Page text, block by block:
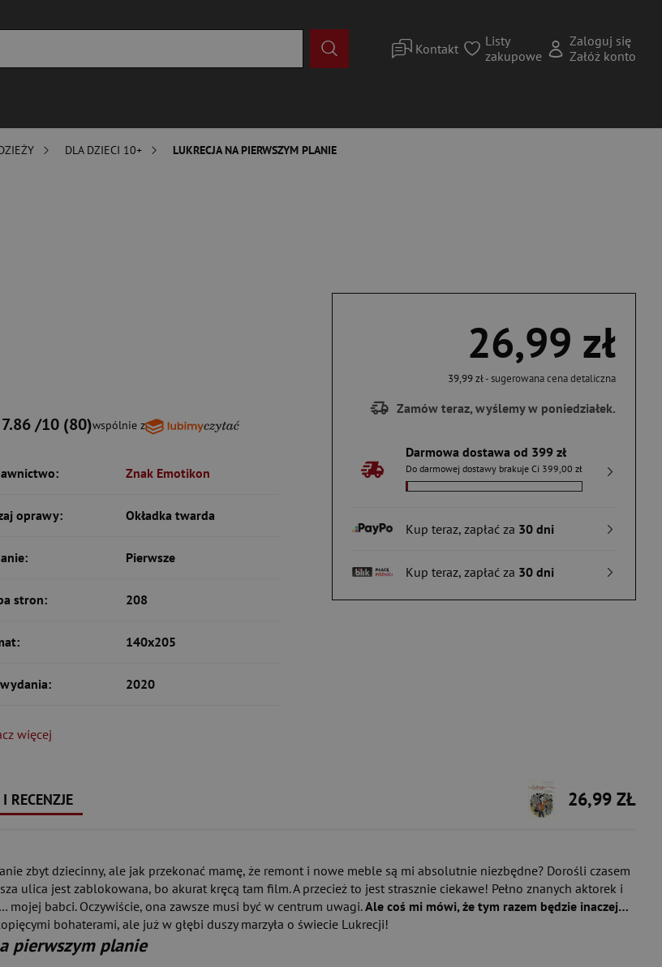
Kontakt
Listy
zakupowe
Zaloguj się
Załóż konto
DLA DZIECI 10+ LUKRECJA NA PIERWSZYM PLANIE
26,99 zł
39,99 zł- sugerowana cena detaliczna
Zamów teraz, wyślemy w poniedziałek.
Darmowa dostawa od 399 zł
Do darmowej dostawy brakuje Ci 399,00 zł
Kup teraz, zapłać za 30 dni
Kup teraz, zapłać za 30 dni
7.86 /10 (80)wspólnie z
Znak Emotikon
oprawy: Okładka twarda
Pierwsze
stron: 208
140x205
2020
więcej
RECENZJE
26,99 ZŁ
zbyt dziecinny, ale jak przekonać mamę, że remont i nowe meble są mi absolutnie niezbędne? Dorośli czasem
ulica jest zablokowana, bo akurat kręcą tam film. A przecież to jest strasznie ciekawe! Pełno znanych aktorek i
babci. Oczywiście, ona zawsze musi być w centrum uwagi.Ale coś mi mówi, że tym razem będzie inaczej…
bohaterami, ale już w głębi duszy marzyła o świecie Lukrecji!
pierwszym planie